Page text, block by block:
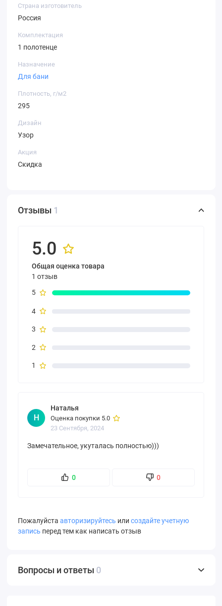
Страна изготовитель
Россия
Комплектация
1 полотенце
Назначение
Для бани
Плотность, г/м2
295
Дизайн
Узор
Акция
Скидка
Отзывы 1
5.0
Общая оценка товара
1 отзыв
5
4
3
2
1
Н
Наталья
Оценка покупки 5.0
23 Сентября, 2024
Замечательное, укуталась полностью)))
0 0
Пожалуйста авторизируйтесь или создайте учетную
запись перед тем как написать отзыв
Вопросы и ответы 0